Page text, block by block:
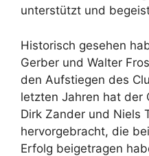
unterstützt und
Historisch gesehen
Gerber und Walter
den Aufstiegen des
letzten Jahren hat der
Dirk Zander und Niels
hervorgebracht, die
Erfolg beigetragen